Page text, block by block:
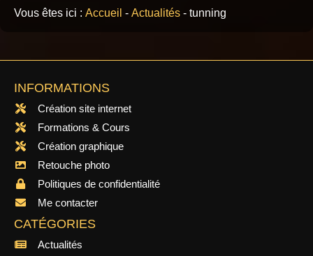
Vous êtes ici : Accueil - Actualités - tunning
INFORMATIONS
Création site internet
Formations & Cours
Création graphique
Retouche photo
Politiques de confidentialité
Me contacter
CATÉGORIES
Actualités